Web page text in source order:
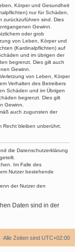
Körper und Gesundheit
nur für Schäden,
zurückzuführen sind. Dies
Gewinn.
oder grob
von Leben, Körper und
(Kardinalpflichten) auf
und im übrigen der
begrenzt. Dies gilt auch
Gewinn.
von Leben, Körper
Verhalten des Betreibers
Schäden und im Übrigen
begrenzt. Dies gilt
Gewinn.
auch zugunsten der
Recht bleiben unberührt.
die Datenschutzerklärung
Im Falle des
Nutzer bestehende
der Nutzer den
Daten sind in der
Alle Zeiten sind UTC+02:00